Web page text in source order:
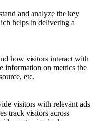
and analyze the key
helps in delivering a
how visitors interact with
information on metrics the
etc.
visitors with relevant ads
track visitors across